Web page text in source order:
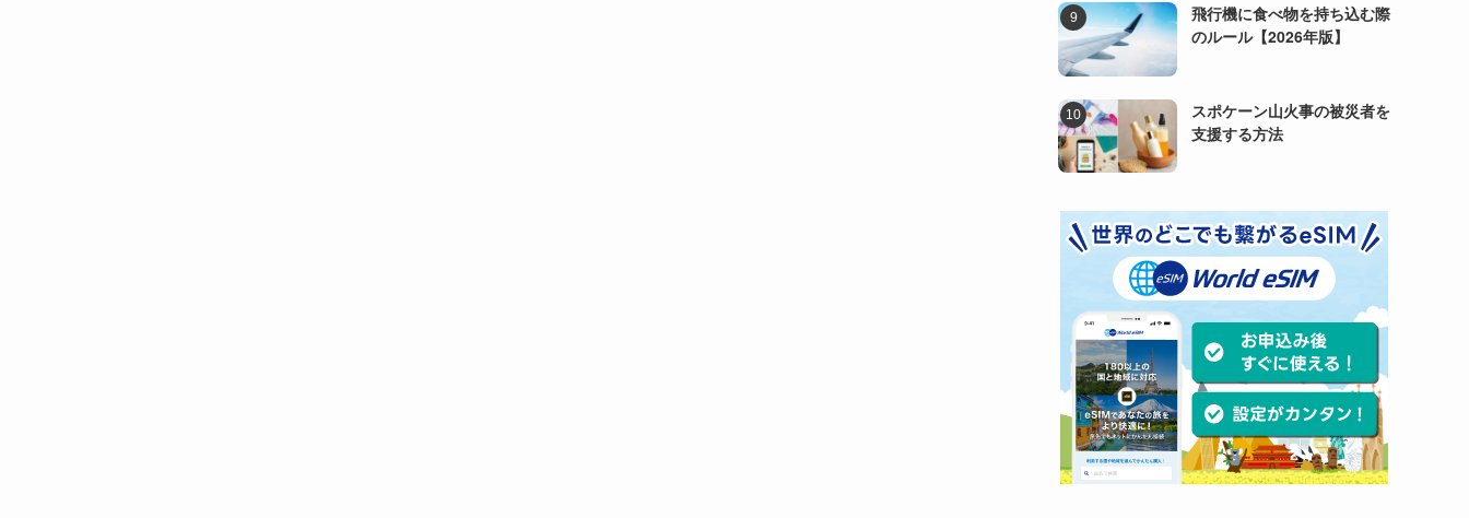
飛行機に食べ物を持ち込む際
のルール【2026年版】
スポケーン山火事の被災者を
支援する方法